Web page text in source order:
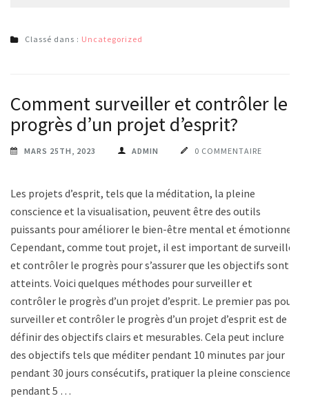
Classé dans : Uncategorized
Comment surveiller et contrôler le
progrès d’un projet d’esprit?
MARS 25TH, 2023 ADMIN 0 COMMENTAIRE
Les projets d’esprit, tels que la méditation, la pleine
conscience et la visualisation, peuvent être des outils
puissants pour améliorer le bien-être mental et émotionnel.
Cependant, comme tout projet, il est important de surveiller
et contrôler le progrès pour s’assurer que les objectifs sont
atteints. Voici quelques méthodes pour surveiller et
contrôler le progrès d’un projet d’esprit. Le premier pas pour
surveiller et contrôler le progrès d’un projet d’esprit est de
définir des objectifs clairs et mesurables. Cela peut inclure
des objectifs tels que méditer pendant 10 minutes par jour
pendant 30 jours consécutifs, pratiquer la pleine conscience
pendant 5 …